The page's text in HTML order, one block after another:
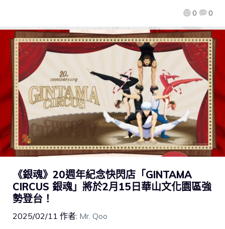
0 0
《銀魂》20週年紀念快閃店「GINTAMA
CIRCUS 銀魂」將於2月15日華山文化園區強
勢登台！
2025/02/11 作者: Mr. Qoo